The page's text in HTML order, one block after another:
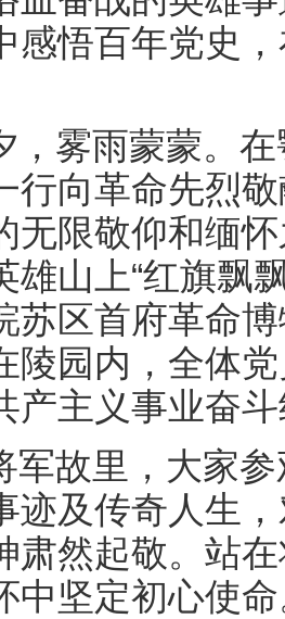
感悟百年党史
，雾雨蒙蒙。
行向革命先烈
无限敬仰和缅
雄山上“红旗飘
苏区首府革命
陵园内，全体
产主义事业奋
军故里，大家
迹及传奇人生
肃然起敬。站
中坚定初心使